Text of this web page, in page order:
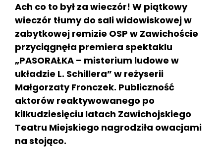
Ach co to był za wieczór! W piątkowy
wieczór tłumy do sali widowiskowej w
zabytkowej remizie OSP w Zawichoście
przyciągnęła premiera spektaklu
„PASORAŁKA – misterium ludowe w
układzie L. Schillera” w reżyserii
Małgorzaty Fronczek. Publiczność
aktorów reaktywowanego po
kilkudziesięciu latach Zawichojskiego
Teatru Miejskiego nagrodziła owacjami
na stojąco.